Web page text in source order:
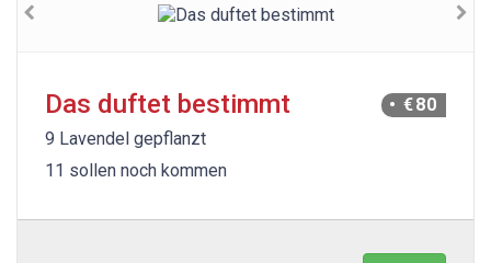
• €80
Das duftet bestimmt
9 Lavendel gepflanzt
11 sollen noch kommen